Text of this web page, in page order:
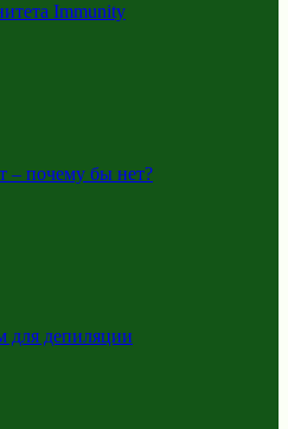
Immunity
– почему бы нет?
депиляции